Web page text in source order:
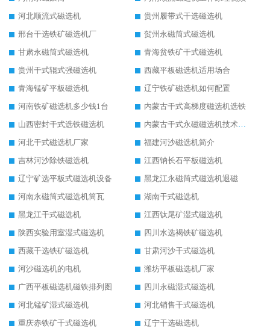
河北顺流式磁选机
贵州履带式干选磁选机
邢台干选铁矿磁选机厂
贺州永磁筒式磁选机
甘肃永磁筒式磁选机
青海贫铁矿干式磁选机
贵州干式辊式强磁选机
西藏平板磁选机适用场合
青海锰矿平板磁选机
辽宁铁矿磁选机如何配置
河南铁矿磁选机多少钱1台
内蒙古干式高梯度磁选机选铁
山西密封干式选铁磁选机
内蒙古干式永磁磁选机技术要求
河北干式磁选机厂家
福建河沙磁选机简介
吉林河沙除铁磁选机
江西钠长石平板磁选机
辽宁矿选平板式磁选机设备
黑龙江永磁筒式磁选机退磁
河南永磁筒式磁选机筒瓦
湖南干式磁选机
黑龙江干式磁选机
江西钛尾矿湿式磁选机
陕西实验用室湿式磁选机
四川水选褐铁矿磁选机
西藏干选铁矿磁选机
甘肃河沙干式磁选机
河沙磁选机的电机
潍坊平板磁选机厂家
广西平板磁选机磁铁排列图
四川永磁湿式磁选机
河北锰矿湿式磁选机
河北销售干式磁选机
重庆赤铁矿干式磁选机
辽宁干选磁选机